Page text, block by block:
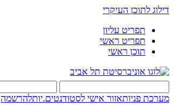
דילוג לתוכן העיקרי
תפריט עליון
תפריט ראשי
תוכן ראשי
מערכת פניותאזור אישי לסטודנטים.יותלהרשמה